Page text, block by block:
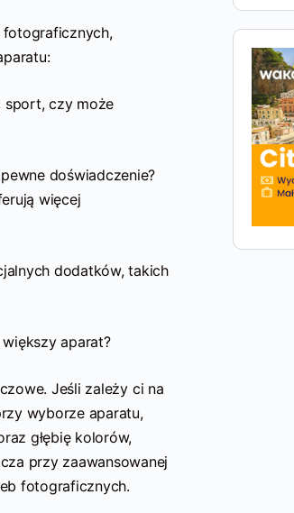
fotograficznych,
sport, czy może
doświadczenie?
więcej
dodatków, takich
aparat?
Jeśli zależy ci na
wyborze aparatu,
głębię kolorów,
przy zaawansowanej
fotograficznych.